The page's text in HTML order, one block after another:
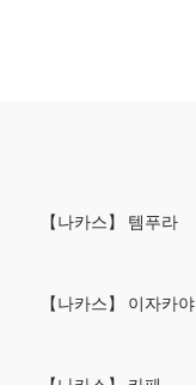
【나카스】 템푸라
【나카스】 이자카야